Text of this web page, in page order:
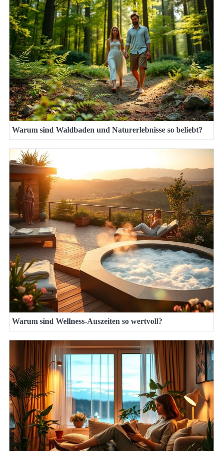
Warum sind Waldbaden und Naturerlebnisse so beliebt?
Warum sind Wellness-Auszeiten so wertvoll?